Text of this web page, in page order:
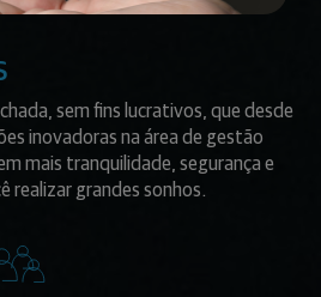
sem fins lucrativos, que desde
inovadoras na área de gestão
mais tranquilidade, segurança e
realizar grandes sonhos.